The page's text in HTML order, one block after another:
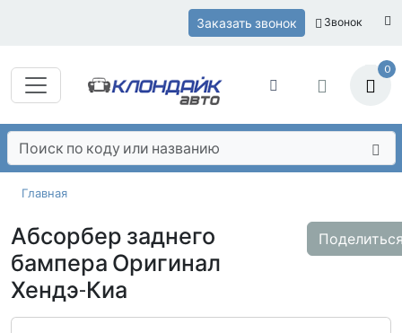
Заказать звонок Звонок
0
Главная
Абсорбер заднего
бампера Оригинал
Хендэ-Киа